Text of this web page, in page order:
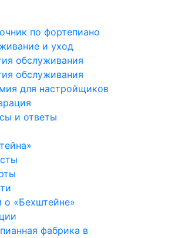
по фортепиано
и уход
обслуживания
обслуживания
для настройщиков
и ответы
о «Бехштейне»
фабрика в